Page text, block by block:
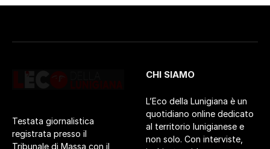
Testata giornalistica
registrata presso il
Tribunale di Massa con il
CHI SIAMO
L’Eco della Lunigiana è un
quotidiano online dedicato
al territorio lunigianese e
non solo. Con interviste,